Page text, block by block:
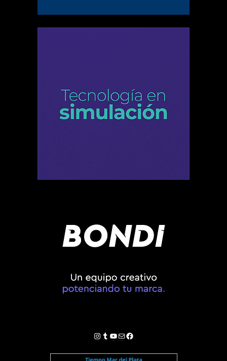
Instagram
Tumblr
YouTube
Correo electrónico
Facebook